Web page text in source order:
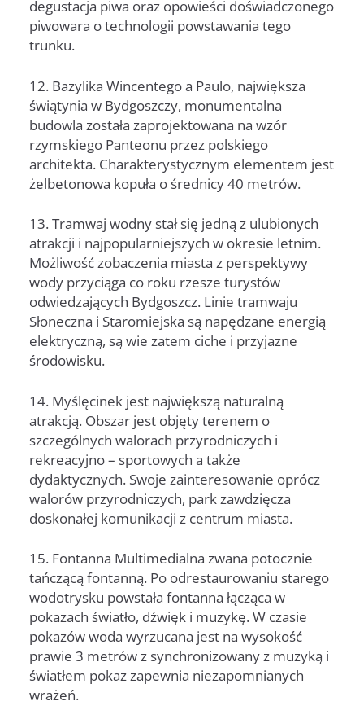
degustacja piwa oraz opowieści doświadczonego
piwowara o technologii powstawania tego
trunku.
12. Bazylika Wincentego a Paulo, największa
świątynia w Bydgoszczy, monumentalna
budowla została zaprojektowana na wzór
rzymskiego Panteonu przez polskiego
architekta. Charakterystycznym elementem jest
żelbetonowa kopuła o średnicy 40 metrów.
13. Tramwaj wodny stał się jedną z ulubionych
atrakcji i najpopularniejszych w okresie letnim.
Możliwość zobaczenia miasta z perspektywy
wody przyciąga co roku rzesze turystów
odwiedzających Bydgoszcz. Linie tramwaju
Słoneczna i Staromiejska są napędzane energią
elektryczną, są wie zatem ciche i przyjazne
środowisku.
14. Myślęcinek jest największą naturalną
atrakcją. Obszar jest objęty terenem o
szczególnych walorach przyrodniczych i
rekreacyjno – sportowych a także
dydaktycznych. Swoje zainteresowanie oprócz
walorów przyrodniczych, park zawdzięcza
doskonałej komunikacji z centrum miasta.
15. Fontanna Multimedialna zwana potocznie
tańczącą fontanną. Po odrestaurowaniu starego
wodotrysku powstała fontanna łącząca w
pokazach światło, dźwięk i muzykę. W czasie
pokazów woda wyrzucana jest na wysokość
prawie 3 metrów z synchronizowany z muzyką i
światłem pokaz zapewnia niezapomnianych
wrażeń.